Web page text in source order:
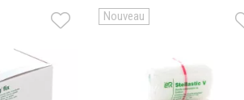
Nouveau